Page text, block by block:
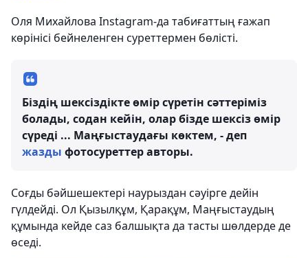
Оля Михайлова Instagram-да табиғаттың ғажап
көрінісі бейнеленген суреттермен бөлісті.
Біздің шексіздікте өмір сүретін сәттеріміз
болады, содан кейін, олар бізде шексіз өмір
сүреді ... Маңғыстаудағы көктем, - деп
жазды фотосуреттер авторы.
Соғды бәйшешектері наурыздан сәуірге дейін
гүлдейді. Ол Қызылқұм, Қарақұм, Маңғыстаудың
құмында кейде саз балшықта да тасты шөлдерде де
өседі.